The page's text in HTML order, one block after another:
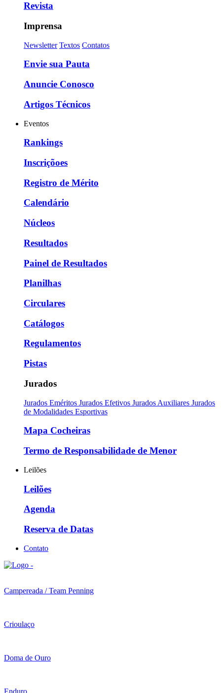
Revista
Imprensa
Newsletter Textos Contatos
Envie sua Pauta
Anuncie Conosco
Artigos Técnicos
Eventos
Rankings
Inscriçõoes
Registro de Mérito
Calendário
Núcleos
Resultados
Painel de Resultados
Planilhas
Circulares
Catálogos
Regulamentos
Pistas
Jurados
Jurados Eméritos Jurados Efetivos Jurados Auxiliares Jurados
de Modalidades Esportivas
Mapa Cocheiras
Termo de Responsabilidade de Menor
Leilões
Leilões
Agenda
Reserva de Datas
Contato
Campereada / Team Penning
Crioulaço
Doma de Ouro
Enduro